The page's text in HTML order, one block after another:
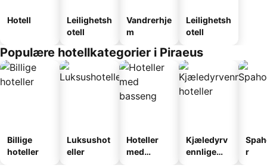
Hotell
Leilighetsh
otell
Vandrerhje
m
Leilighetsh
otell
Populære hotellkategorier i Piraeus
Billige
hoteller
Luksushot
eller
Hoteller
med
Kjæledyrv
ennlige
r